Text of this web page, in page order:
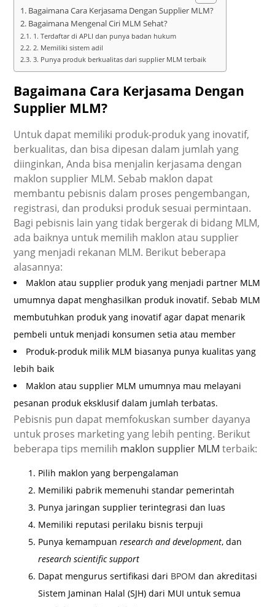
Bagaimana Cara Kerjasama Dengan Supplier MLM?
Bagaimana Mengenal Ciri MLM Sehat?
1. Terdaftar di APLI dan punya badan hukum
2. Memiliki sistem adil
3. Punya produk berkualitas dari supplier MLM terbaik
Bagaimana Cara Kerjasama Dengan
Supplier MLM?
Untuk dapat memiliki produk-produk yang inovatif,
berkualitas, dan bisa dipesan dalam jumlah yang
diinginkan, Anda bisa menjalin kerjasama dengan
maklon supplier MLM. Sebab maklon dapat
membantu pebisnis dalam proses pengembangan,
registrasi, dan produksi produk sesuai permintaan.
Bagi pebisnis lain yang tidak bergerak di bidang MLM,
ada baiknya untuk memilih maklon atau supplier
yang menjadi rekanan MLM. Berikut beberapa
alasannya:
Maklon atau supplier produk yang menjadi partner MLM
umumnya dapat menghasilkan produk inovatif. Sebab MLM
membutuhkan produk yang inovatif agar dapat menarik
pembeli untuk menjadi konsumen setia atau member
Produk-produk milik MLM biasanya punya kualitas yang
lebih baik
Maklon atau supplier MLM umumnya mau melayani
pesanan produk eksklusif dalam jumlah terbatas.
Pebisnis pun dapat memfokuskan sumber dayanya
untuk proses marketing yang lebih penting. Berikut
beberapa tips memilih maklon supplier MLM terbaik:
Pilih maklon yang berpengalaman
Memiliki pabrik memenuhi standar pemerintah
Punya jaringan supplier terintegrasi dan luas
Memiliki reputasi perilaku bisnis terpuji
Punya kemampuanresearch and development, dan
research scientific support
Dapat mengurus sertifikasi dari BPOM dan akreditasi
Sistem Jaminan Halal (SJH) dari MUI untuk semua